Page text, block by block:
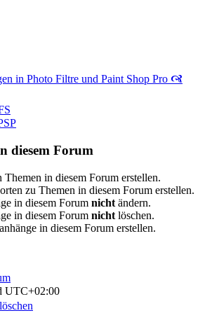
in Photo Filtre und Paint Shop Pro 🙧
diesem Forum
Themen in diesem Forum erstellen.
zu Themen in diesem Forum erstellen.
in diesem Forum nicht ändern.
in diesem Forum nicht löschen.
in diesem Forum erstellen.
UTC+02:00